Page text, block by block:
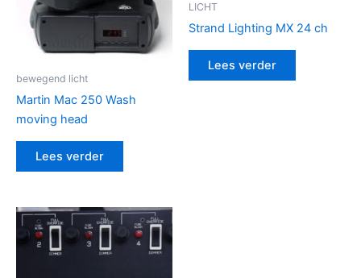
bewegend licht
Martin Mac 250 Wash
moving head
Lees verder
LICHT
Strand Lighting MX 24 ch
Lees verder